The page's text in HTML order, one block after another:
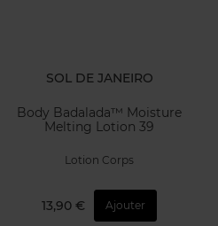
SOL DE JANEIRO
Body Badalada™ Moisture
Melting Lotion 39
Lotion Corps
13,90 € Ajouter